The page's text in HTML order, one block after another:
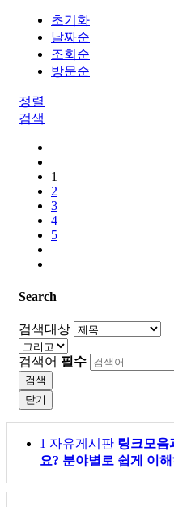
초기화
날짜순
조회순
방문순
정렬
검색
1
2
3
4
5
Search
검색대상
검색어 필수
검색
닫기
1 자유게시판 링크모음
요? 분야별로 쉽게 이